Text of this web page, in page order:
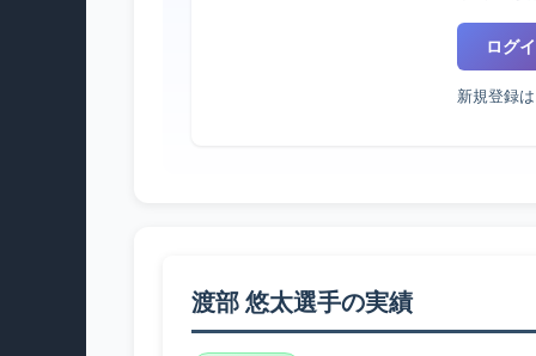
ログ
新規登録
渡部 悠太選手の実績